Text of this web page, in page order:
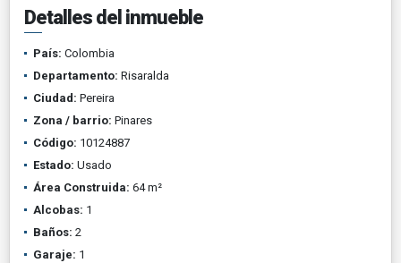
Detalles del inmueble
País: Colombia
Departamento: Risaralda
Ciudad: Pereira
Zona / barrio: Pinares
Código: 10124887
Estado: Usado
Área Construida: 64 m²
Alcobas: 1
Baños: 2
Garaje: 1